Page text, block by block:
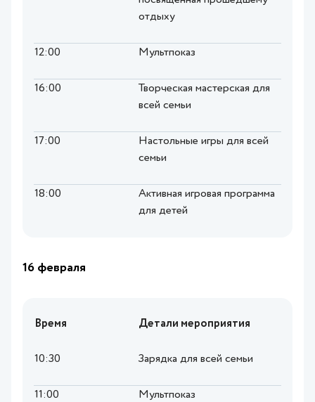
отдыху
12:00 Мультпоказ
16:00
Творческая мастерская для
всей семьи
17:00
Настольные игры для всей
семьи
18:00
Активная игровая программа
для детей
16 февраля
Время Детали мероприятия
10:30 Зарядка для всей семьи
11:00 Мультпоказ